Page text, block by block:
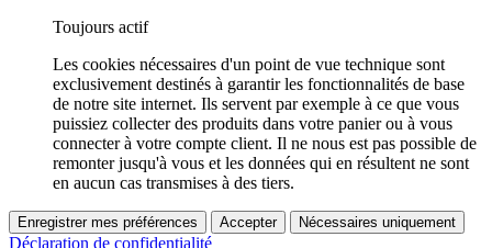
Toujours actif
Les cookies nécessaires d'un point de vue technique sont
exclusivement destinés à garantir les fonctionnalités de base
de notre site internet. Ils servent par exemple à ce que vous
puissiez collecter des produits dans votre panier ou à vous
connecter à votre compte client. Il ne nous est pas possible de
remonter jusqu'à vous et les données qui en résultent ne sont
en aucun cas transmises à des tiers.
Enregistrer mes préférences Accepter Nécessaires uniquement
Déclaration de confidentialité